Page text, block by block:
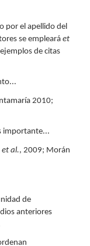
por el apellido del
se empleará et
de citas
2010;
importante...
et al., 2009; Morán
de
anteriores